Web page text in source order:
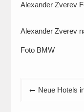
Alexander Zverev
Alexander Zverev
Foto BMW
Neue Hotels